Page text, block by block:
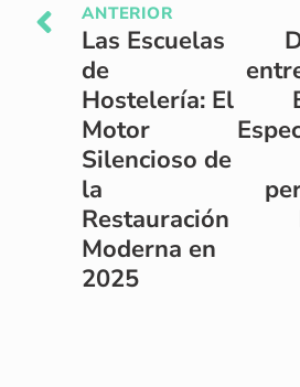
ANTERIOR
Las Escuelas
de
Hostelería: El
Motor
Silencioso de
la
Restauración
Moderna en
2025